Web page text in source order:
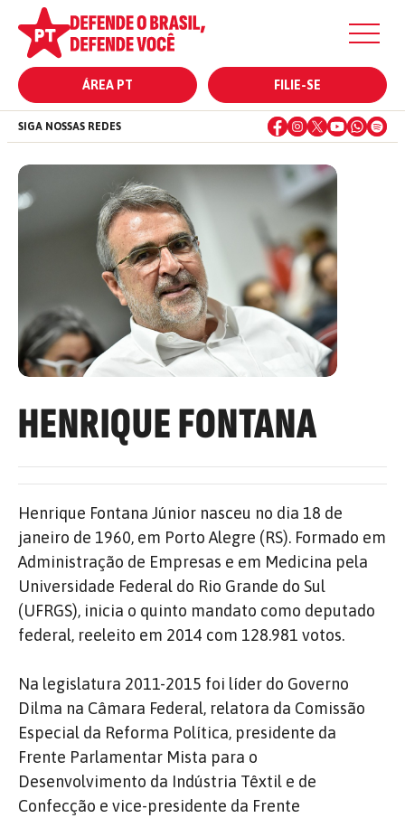
ÁREA PT FILIE-SE
SIGA NOSSAS REDES
HENRIQUE FONTANA
Henrique Fontana Júnior nasceu no dia 18 de
janeiro de 1960, em Porto Alegre (RS). Formado em
Administração de Empresas e em Medicina pela
Universidade Federal do Rio Grande do Sul
(UFRGS), inicia o quinto mandato como deputado
federal, reeleito em 2014 com 128.981 votos.
Na legislatura 2011-2015 foi líder do Governo
Dilma na Câmara Federal, relatora da Comissão
Especial da Reforma Política, presidente da
Frente Parlamentar Mista para o
Desenvolvimento da Indústria Têxtil e de
Confecção e vice-presidente da Frente